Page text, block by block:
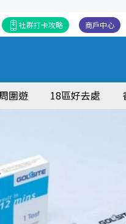
商戶中心
社群打卡攻略
圍遊 18區好去處